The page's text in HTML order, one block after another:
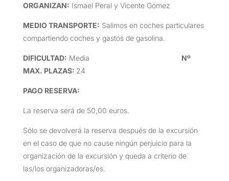
ORGANIZAN: Ismael Peral y Vicente Gómez
MEDIO TRANSPORTE: Salimos en coches particulares
compartiendo coches y gastos de gasolina.
DIFICULTAD: Media Nº
MAX. PLAZAS: 24
PAGO RESERVA:
La reserva será de 50,00 euros.
Sólo se devolverá la reserva después de la excursión
en el caso de que no cause ningún perjuicio para la
organización de la excursión y queda a criterio de
las/los organizadoras/es.